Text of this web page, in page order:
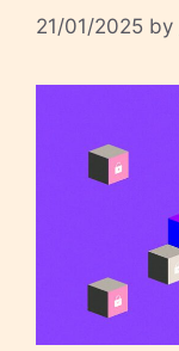
21/01/2025 by